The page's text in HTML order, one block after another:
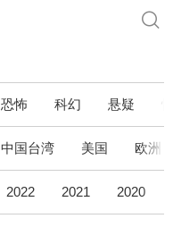
恐怖 科幻 悬疑
中国台湾 美国 欧洲
2022 2021 2020